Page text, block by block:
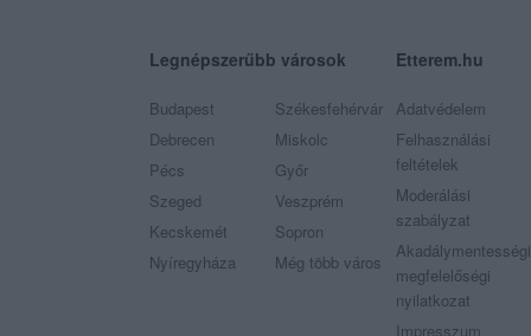
Legnépszerűbb városok
Budapest
Debrecen
Pécs
Szeged
Kecskemét
Nyíregyháza
Székesfehérvár
Miskolc
Győr
Veszprém
Sopron
Még több város
Etterem.hu
Adatvédelem
Felhasználási
feltételek
Moderálási
szabályzat
Akadálymentességi
megfelelőségi
nyilatkozat
Impresszum